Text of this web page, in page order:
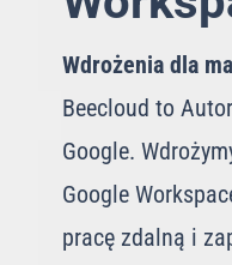
Wdrożenia dla
Beecloud to
Google.
Google
pracę zdalną i